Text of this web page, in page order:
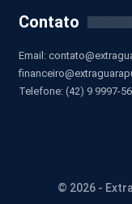
Contato
Email:
Telefone: (42) 9 9997-
© 2026 -